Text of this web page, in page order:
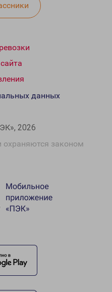
2026
законом
данных